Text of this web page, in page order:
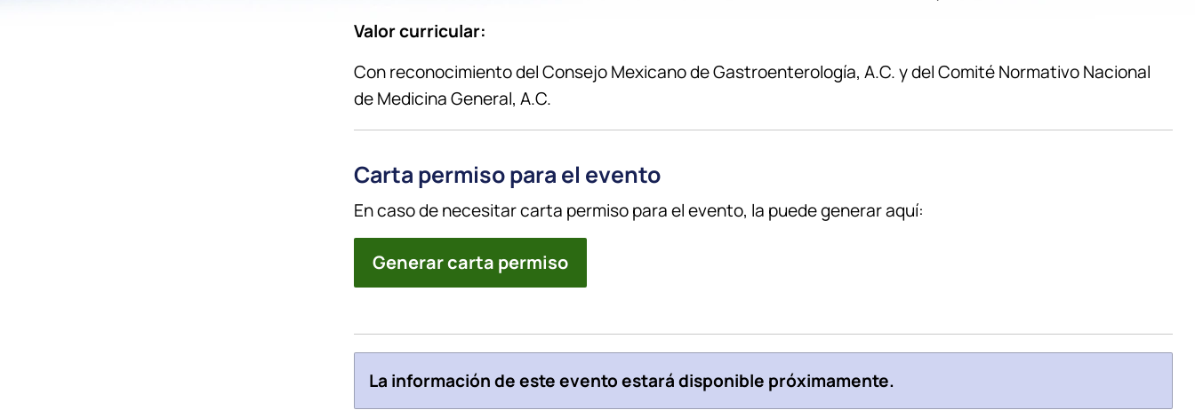
Valor curricular:
Con reconocimiento del Consejo Mexicano de Gastroenterología, A.C. y del Comité Normativo Nacional
de Medicina General, A.C.
Carta permiso para el evento
En caso de necesitar carta permiso para el evento, la puede generar aquí:
Generar carta permiso
La información de este evento estará disponible próximamente.